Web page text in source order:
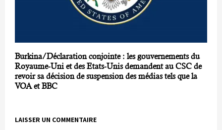
Burkina/Déclaration conjointe : les gouvernements du
Royaume-Uni et des Etats-Unis demandent au CSC de
revoir sa décision de suspension des médias tels que la
VOA et BBC
LAISSER UN COMMENTAIRE